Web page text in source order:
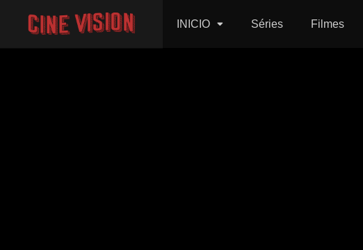
INICIO Séries Filmes